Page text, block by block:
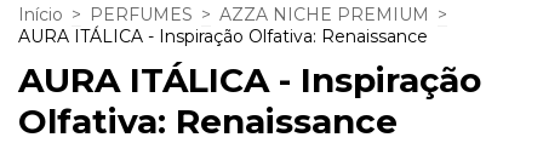
Início > PERFUMES > AZZA NICHE PREMIUM >
AURA ITÁLICA - Inspiração Olfativa: Renaissance
AURA ITÁLICA - Inspiração
Olfativa: Renaissance